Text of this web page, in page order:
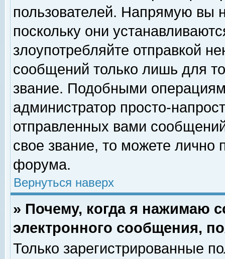
пользователей. Напрямую вы
поскольку они
злоупотребляйте отправкой
сообщений только лишь для
звание. Подобными
администратор просто-
отправленных вами
свое звание, то можете лично
форума.
Вернуться наверх
» Почему, когда я нажимаю
электронного сообщения,
Только зарегистрированные